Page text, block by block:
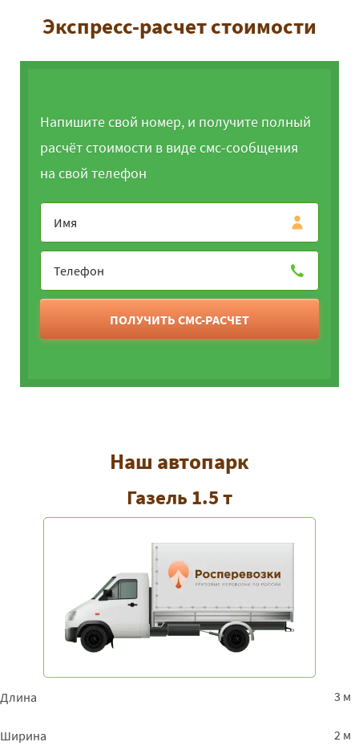
Экспресс-расчет стоимости
Напишите свой номер, и получите полный
расчёт стоимости в виде смс-сообщения
на свой телефон
ПОЛУЧИТЬ СМС-РАСЧЕТ
Наш автопарк
Газель 1.5 т
Длина 3 м
Ширина 2 м